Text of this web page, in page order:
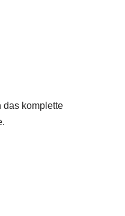
das komplette